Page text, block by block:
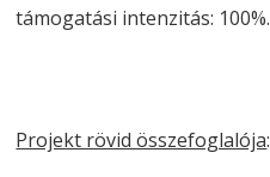
támogatási intenzitás: 100%.
Projekt rövid összefoglalója: